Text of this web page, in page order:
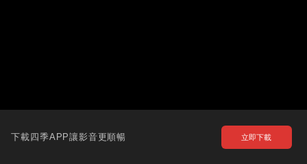
下載四季APP讓影音更順暢 立即下載